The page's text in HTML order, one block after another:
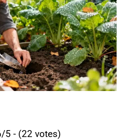
5 - (22 votes)